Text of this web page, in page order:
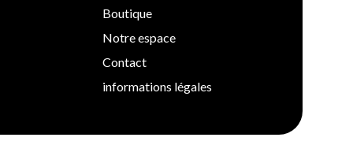
Boutique
Notre espace
Contact
informations légales